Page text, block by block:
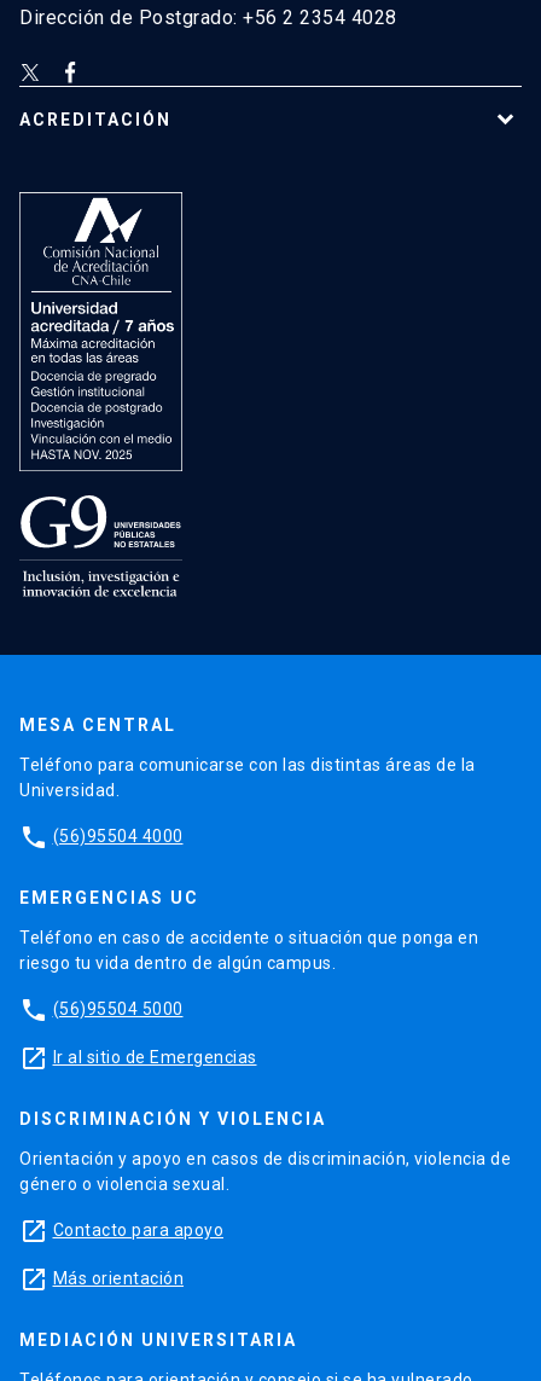
Dirección de Postgrado: +56 2 2354 4028
ACREDITACIÓN
MESA CENTRAL
Teléfono para comunicarse con las distintas áreas de la
Universidad.
phone (56)95504 4000
EMERGENCIAS UC
Teléfono en caso de accidente o situación que ponga en
riesgo tu vida dentro de algún campus.
phone (56)95504 5000
launch Ir al sitio de Emergencias
DISCRIMINACIÓN Y VIOLENCIA
Orientación y apoyo en casos de discriminación, violencia de
género o violencia sexual.
launch Contacto para apoyo
launch Más orientación
MEDIACIÓN UNIVERSITARIA